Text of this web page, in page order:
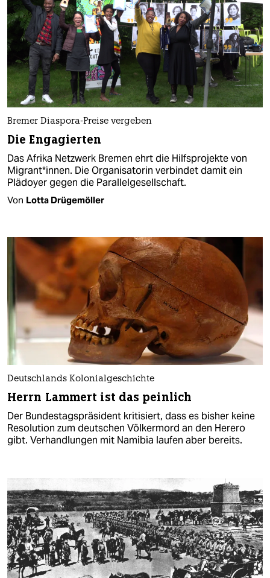
Bremer Diaspora-Preise vergeben
Die Engagierten
Das Afrika Netzwerk Bremen ehrt die Hilfsprojekte von
Mi­gran­t*in­nen. Die Organisatorin verbindet damit ein
Plädoyer gegen die Parallelgesellschaft.
Von Lotta Drügemöller
Deutschlands Kolonialgeschichte
Herrn Lammert ist das peinlich
Der Bundestagspräsident kritisiert, dass es bisher keine
Resolution zum deutschen Völkermord an den Herero
gibt. Verhandlungen mit Namibia laufen aber bereits.